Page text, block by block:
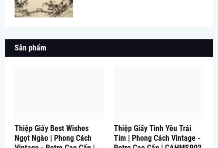
Sản phẩm
Thiệp Giấy Best Wishes
Ngọt Ngào | Phong Cách
Thiệp Giấy Tình Yêu Trái
Tim | Phong Cách Vintage -